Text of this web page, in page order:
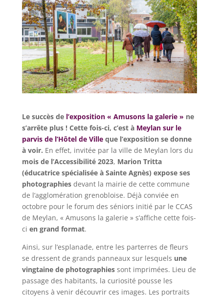
Le succès del’exposition « Amusons la galerie » ne
s’arrête plus ! Cette fois-ci, c’est à Meylan sur le
parvis de l’Hôtel de Villeque l’exposition se donne
à voir. En effet, invitée par la ville de Meylan lors du
mois de l’Accessibilité 2023, Marion Tritta
(éducatrice spécialisée à Sainte Agnès) expose ses
photographiesdevant la mairie de cette commune
de l’agglomération grenobloise. Déjà conviée en
octobre pour le forum des séniors initié par le CCAS
de Meylan, « Amusons la galerie » s’affiche cette fois-
ci en grand format.
Ainsi, sur l’esplanade, entre les parterres de fleurs
se dressent de grands panneaux sur lesquels une
vingtaine de photographiessont imprimées. Lieu de
passage des habitants, la curiosité pousse les
citoyens à venir découvrir ces images. Les portraits